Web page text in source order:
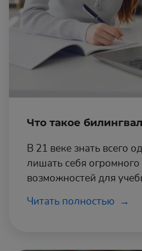
Что такое
В 21 веке знать всего
лишать себя огромного
возможностей для
время дети в школах
Читать полностью